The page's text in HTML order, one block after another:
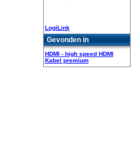
LogiLink
Gevonden in
HDMI - high speed HDMI
Kabel premium